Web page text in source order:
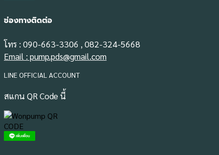
ช่องทางติดต่อ
โทร : 090-663-3306 , 082-324-5668
Email : pump.pds@gmail.com
LINE OFFICIAL ACCOUNT
สแกน QR Code นี้